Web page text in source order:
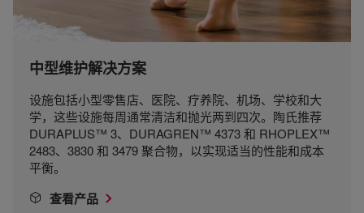
中型维护解决方案
设施包括小型零售店、医院、疗养院、机场、学校和大
学，这些设施每周通常清洁和抛光两到四次。陶氏推荐
DURAPLUS™ 3、DURAGREN™ 4373 和 RHOPLEX™
2483、3830 和 3479 聚合物，以实现适当的性能和成本
平衡。
查看产品